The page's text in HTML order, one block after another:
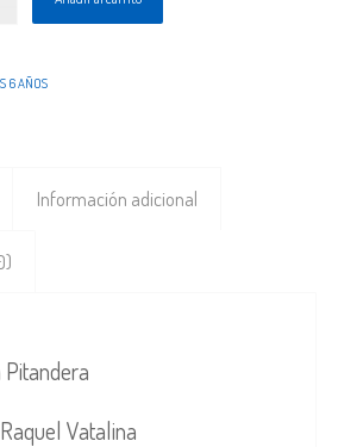
6 AÑOS
Información adicional
Vatalina